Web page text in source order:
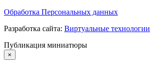
Обработка Персональных данных
Разработка сайта: Виртуальные технологии
Публикация миниатюры
×